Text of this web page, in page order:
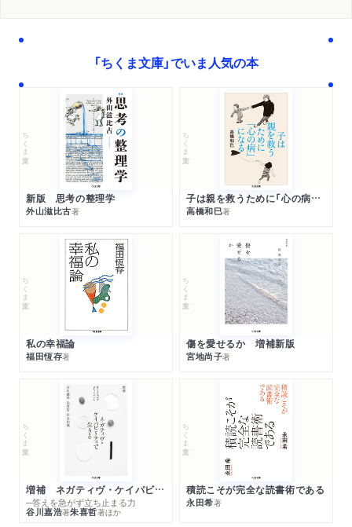
「ちくま文庫」でいま人気の本
ちくま文庫
新版 思考の整理学
外山滋比古著
ちくま文庫
子は親を救うために「心の病」になる
高橋和巳著
ちくま文庫
私の幸福論
福田恆存著
ちくま文庫
傷を愛せるか 増補新版
宮地尚子著
ちくま文庫
増補 ネガティヴ・ケイパビリティで生きる
─答えを急がず立ち止まる力
谷川嘉浩著朱喜哲著ほか
ちくま文庫
積読こそが完全な読書術である
永田希著